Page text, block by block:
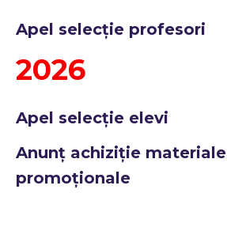
Apel selecție profesori
2026
Apel selecție elevi
Anunț achiziție materiale
promoționale